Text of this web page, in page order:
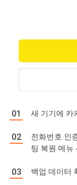
새 기기에 카
전화번호 인
팅 복원 메뉴
백업 데이터